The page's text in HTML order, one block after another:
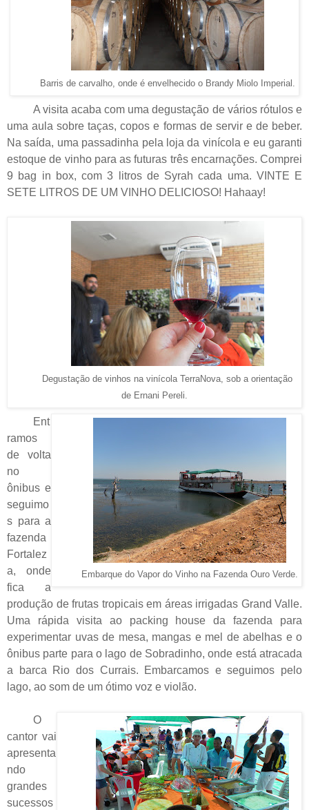
Barris de carvalho, onde é envelhecido o Brandy Miolo Imperial.
A visita acaba com uma degustação de vários rótulos e
uma aula sobre taças, copos e formas de servir e de beber.
Na saída, uma passadinha pela loja da vinícola e eu garanti
estoque de vinho para as futuras três encarnações. Comprei
9 bag in box, com 3 litros de Syrah cada uma. VINTE E
SETE LITROS DE UM VINHO DELICIOSO! Hahaay!
Degustação de vinhos na vinícola TerraNova, sob a orientação
de Ernani Pereli.
Embarque do Vapor do Vinho na Fazenda Ouro Verde.
Ent
ramos
de volta
no
ônibus e
seguimo
s para a
fazenda
Fortalez
a, onde
fica a
produção de frutas tropicais em áreas irrigadas Grand Valle.
Uma rápida visita ao packing house da fazenda para
experimentar uvas de mesa, mangas e mel de abelhas e o
ônibus parte para o lago de Sobradinho, onde está atracada
a barca Rio dos Currais. Embarcamos e seguimos pelo
lago, ao som de um ótimo voz e violão.
O
cantor vai
apresenta
ndo
grandes
sucessos